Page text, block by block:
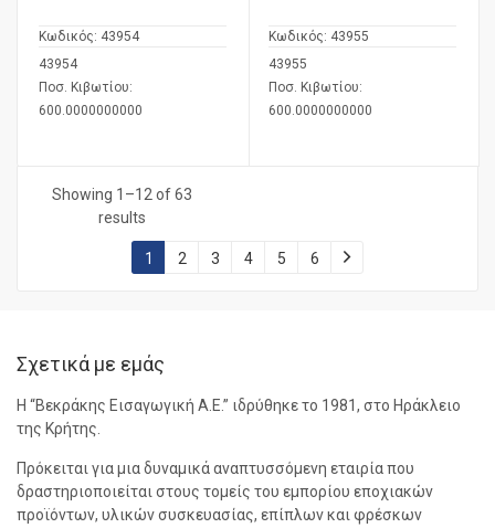
Κωδικός: 43954
43954
Ποσ. Κιβωτίου:
600.0000000000
Κωδικός: 43955
43955
Ποσ. Κιβωτίου:
600.0000000000
Showing 1–12 of 63
results
1 2 3 4 5 6
Σχετικά με εμάς
Η “Βεκράκης Εισαγωγική Α.Ε.” ιδρύθηκε το 1981, στο Ηράκλειο
της Κρήτης.
Πρόκειται για μια δυναμικά αναπτυσσόμενη εταιρία που
δραστηριοποιείται στους τομείς του εμπορίου εποχιακών
προϊόντων, υλικών συσκευασίας, επίπλων και φρέσκων